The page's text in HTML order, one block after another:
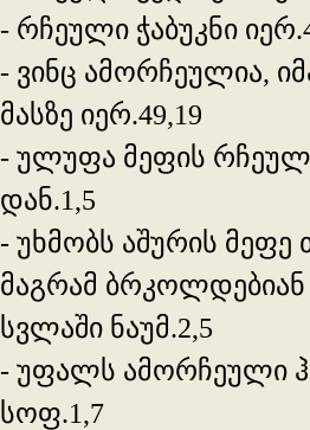
- რჩეული ჭაბუკნი
- ვინც ამორჩეულია,
მასზე იერ.49,19
- ულუფა მეფის
დან.1,5
- უხმობს აშურის
მაგრამ ბრკოლდებიან
სვლაში ნაუმ.2,5
- უფალს ამორჩეული
სოფ.1,7